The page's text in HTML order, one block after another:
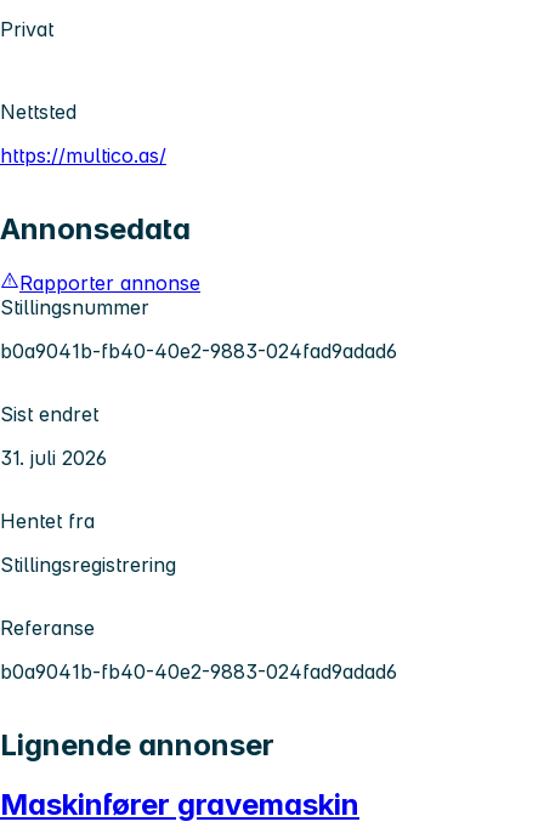
Privat
Nettsted
https://multico.as/
Annonsedata
Rapporter annonse
Stillingsnummer
b0a9041b-fb40-40e2-9883-024fad9adad6
Sist endret
31. juli 2026
Hentet fra
Stillingsregistrering
Referanse
b0a9041b-fb40-40e2-9883-024fad9adad6
Lignende annonser
Maskinfører gravemaskin